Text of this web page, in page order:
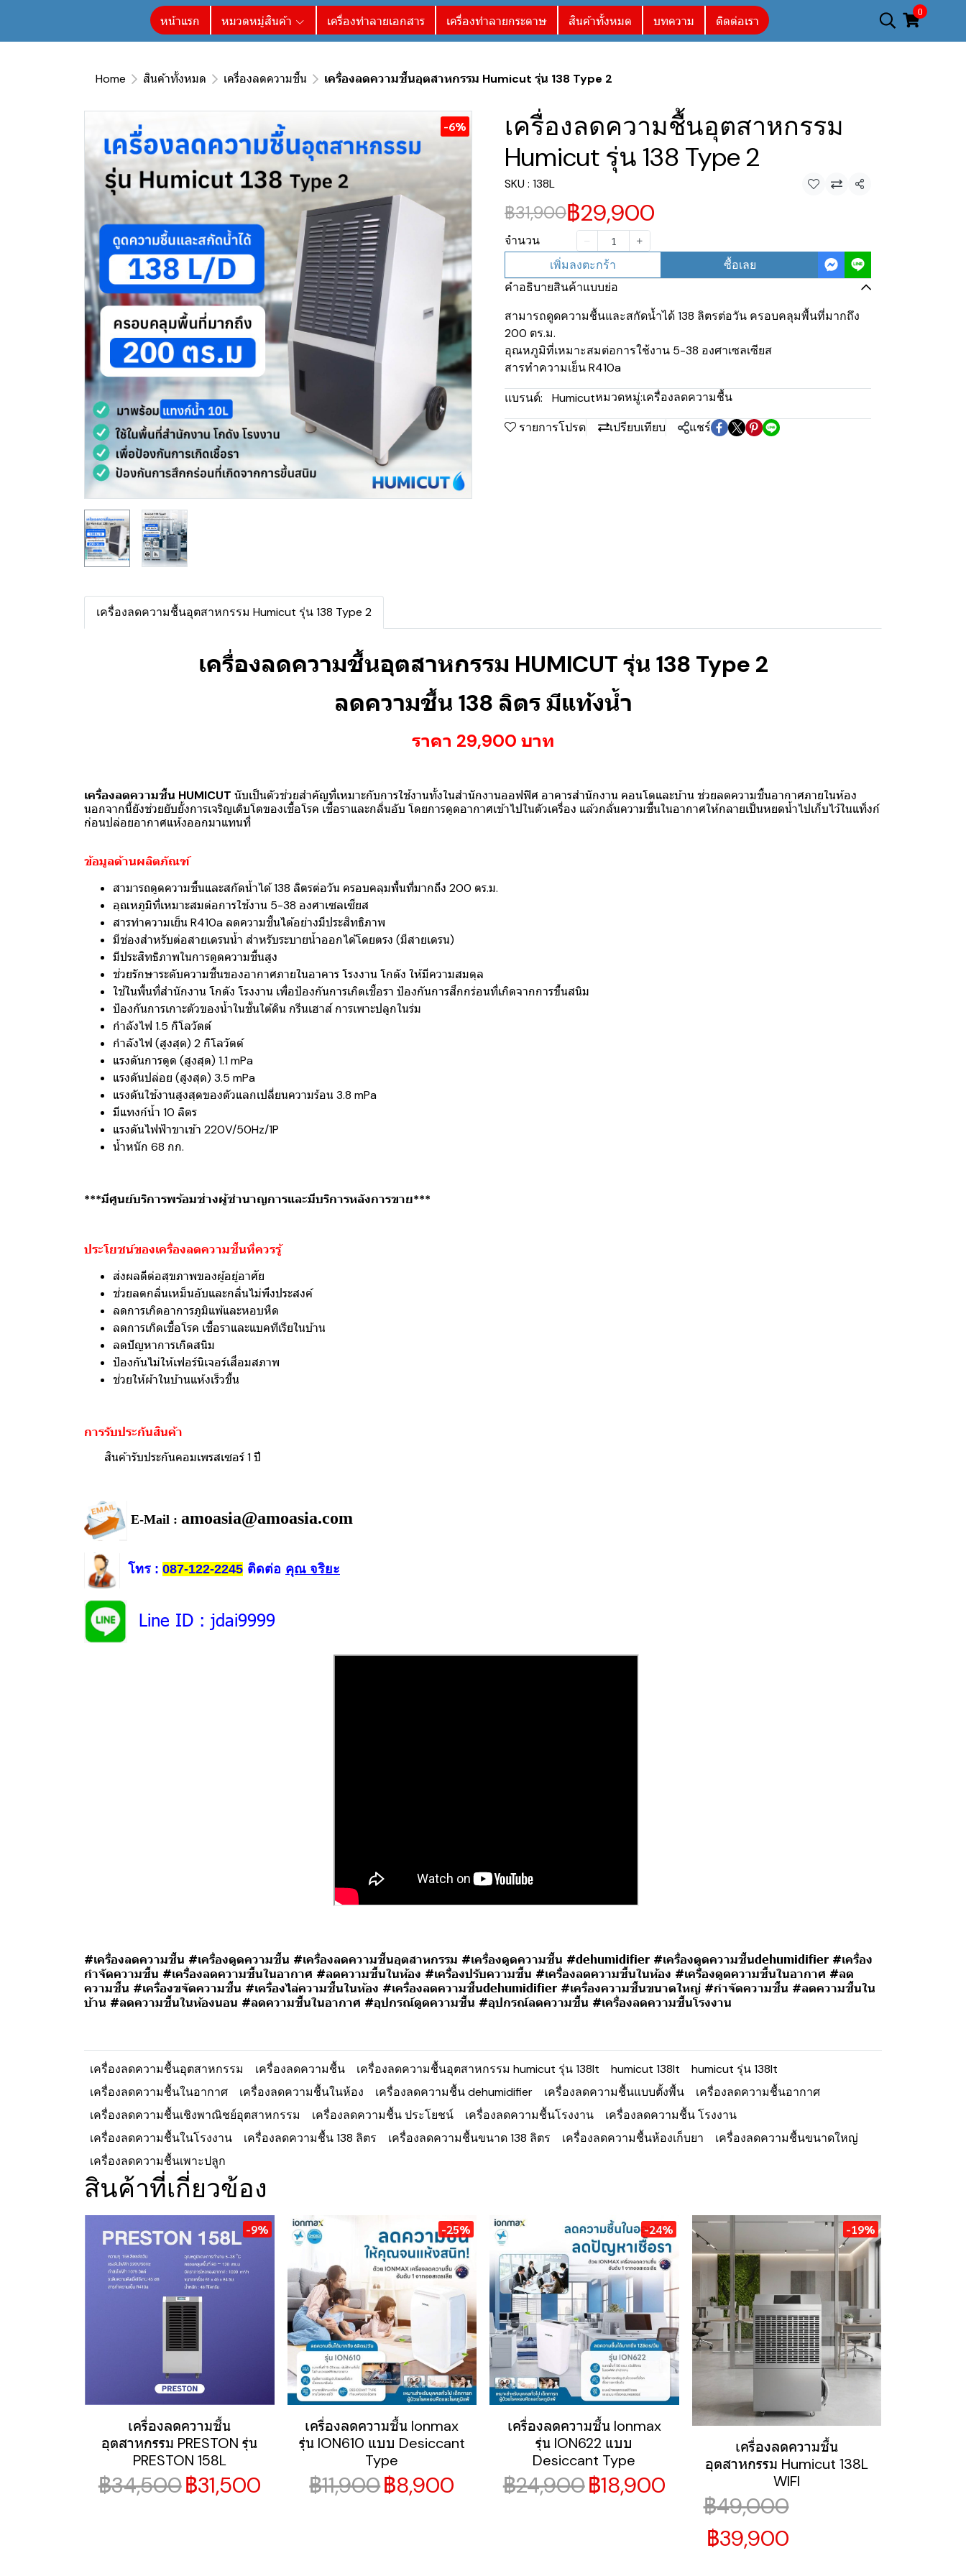
หน้าแรก หมวดหมู่สินค้า เครื่องทำลายเอกสาร เครื่องทำลายกระดาษ สินค้าทั้งหมด บทความ ติดต่อเรา 0
Home สินค้าทั้งหมด เครื่องลดความชื้น เครื่องลดความชื้นอุตสาหกรรม Humicut รุ่น 138 Type 2
-6%
เครื่องลดความชื้นอุตสาหกรรม
Humicut รุ่น 138 Type 2
SKU : 138L แชร์
฿31,900฿29,900
จำนวน
เพิ่มลงตะกร้า
ซื้อเลย
คำอธิบายสินค้าแบบย่อ
สามารถดูดความชื้นและสกัดน้ำได้ 138 ลิตรต่อวัน ครอบคลุมพื้นที่มากถึง
200 ตร.ม.
อุณหภูมิที่เหมาะสมต่อการใช้งาน 5-38 องศาเซลเซียส
สารทำความเย็น R410a
แบรนด์:
Humicutหมวดหมู่:เครื่องลดความชื้น
รายการโปรด
เปรียบเทียบ แชร์
เครื่องลดความชื้นอุตสาหกรรม Humicut รุ่น 138 Type 2
เครื่องลดความชื้นอุตสาหกรรม HUMICUT รุ่น 138 Type 2
ลดความชื้น 138 ลิตร มีแท้งน้ำ
ราคา 29,900 บาท
เครื่องลดความชื้น HUMICUT นับเป็นตัวช่วยสำคัญที่เหมาะกับการใช้งานทั้งในสำนักงานออฟฟิศ อาคารสำนักงาน คอนโดและบ้าน ช่วยลดความชื้นอากาศภายในห้อง
นอกจากนี้ยังช่วยยับยั้งการเจริญเติบโตของเชื้อโรค เชื้อราและกลิ่นอับ โดยการดูดอากาศเข้าไปในตัวเครื่อง แล้วกลั่นความชื้นในอากาศให้กลายเป็นหยดน้ำไปเก็บไว้ในแท็งก์
ก่อนปล่อยอากาศแห้งออกมาแทนที่
ข้อมูลด้านผลิตภัณฑ์
สามารถดูดความชื้นและสกัดน้ำได้ 138 ลิตรต่อวัน ครอบคลุมพื้นที่มากถึง 200 ตร.ม.
อุณหภูมิที่เหมาะสมต่อการใช้งาน 5-38 องศาเซลเซียส
สารทำความเย็น R410a ลดความชื้นได้อย่างมีประสิทธิภาพ
มีช่องสำหรับต่อสายเดรนน้ำ สำหรับระบายน้ำออกได้โดยตรง (มีสายเดรน)
มีประสิทธิภาพในการดูดความชื้นสูง
ช่วยรักษาระดับความชื้นของอากาศภายในอาคาร โรงงาน โกดัง ให้มีความสมดุล
ใช้ในพื้นที่สำนักงาน โกดัง โรงงาน เพื่อป้องกันการเกิดเชื้อรา ป้องกันการสึกกร่อนที่เกิดจากการขึ้นสนิม
ป้องกันการเกาะตัวของน้ำในชั้นใต้ดิน กรีนเฮาส์ การเพาะปลูกในร่ม
กำลังไฟ 1.5 กิโลวัตต์
กำลังไฟ (สูงสุด) 2 กิโลวัตต์
แรงดันการดูด (สูงสุด) 1.1 mPa
แรงดันปล่อย (สูงสุด) 3.5 mPa
แรงดันใช้งานสูงสุดของตัวแลกเปลี่ยนความร้อน 3.8 mPa
มีแทงก์น้ำ 10 ลิตร
แรงดันไฟฟ้าขาเข้า 220V/50Hz/1P
น้ำหนัก 68 กก.
***มีศูนย์บริการพร้อมช่างผู้ชำนาญการและมีบริการหลังการขาย***
ประโยชน์ของเครื่องลดความชื้นที่ควรรู้
ส่งผลดีต่อสุขภาพของผู้อยู่อาศัย
ช่วยลดกลิ่นเหม็นอับและกลิ่นไม่พึงประสงค์
ลดการเกิดอาการภูมิแพ้และหอบหืด
ลดการเกิดเชื้อโรค เชื้อราและแบคทีเรียในบ้าน
ลดปัญหาการเกิดสนิม
ป้องกันไม่ให้เฟอร์นิเจอร์เสื่อมสภาพ
ช่วยให้ผ้าในบ้านแห้งเร็วขึ้น
การรับประกันสินค้า
สินค้ารับประกันคอมเพรสเซอร์ 1 ปี
E-Mail : amoasia@amoasia.com
โทร : 087-122-2245 ติดต่อ คุณ จริยะ
Line ID : jdai9999
#เครื่องลดความชื้น #เครื่องดูดความชื้น #เครื่องลดความชื้นอุตสาหกรรม #เครื่องดูดความชื้น #dehumidifier #เครื่องดูดความชื้นdehumidifier #เครื่อง
กำจัดความชื้น #เครื่องลดความชื้นในอากาศ #ลดความชื้นในห้อง #เครื่องปรับความชื้น #เครื่องลดความชื้นในห้อง #เครื่องดูดความชื้นในอากาศ #ลด
ความชื้น #เครื่องขจัดความชื้น #เครื่องไล่ความชื้นในห้อง #เครื่องลดความชื้นdehumidifier #เครื่องความชื้นขนาดใหญ่ #กำจัดความชื้น #ลดความชื้นใน
บ้าน #ลดความชื้นในห้องนอน #ลดความชื้นในอากาศ #อุปกรณ์ดูดความชื้น #อุปกรณ์ลดความชื้น #เครื่องลดความชื้นโรงงาน
เครื่องลดความชื้นอุตสาหกรรม เครื่องลดความชื้น เครื่องลดความชื้นอุตสาหกรรม humicut รุ่น 138lt humicut 138lt
humicut รุ่น 138lt
เครื่องลดความชื้นในอากาศ
เครื่องลดความชื้นในห้อง เครื่องลดความชื้น dehumidifier เครื่องลดความชื้นแบบตั้งพื้น
เครื่องลดความชื้นอากาศ
เครื่องลดความชื้นเชิงพาณิชย์อุตสาหกรรม
เครื่องลดความชื้น ประโยชน์ เครื่องลดความชื้นโรงงาน
เครื่องลดความชื้น โรงงาน
เครื่องลดความชื้นในโรงงาน
เครื่องลดความชื้น 138 ลิตร เครื่องลดความชื้นขนาด 138 ลิตร เครื่องลดความชื้นห้องเก็บยา
เครื่องลดความชื้นขนาดใหญ่
เครื่องลดความชื้นเพาะปลูก
สินค้าที่เกี่ยวข้อง
-9%
เครื่องลดความชื้น
อุตสาหกรรม PRESTON รุ่น
PRESTON 158L
฿34,500฿31,500
-25%
เครื่องลดความชื้น Ionmax
รุ่น ION610 แบบ Desiccant
Type
฿11,900฿8,900
-24%
เครื่องลดความชื้น Ionmax
รุ่น ION622 แบบ
Desiccant Type
฿24,900฿18,900
-19%
เครื่องลดความชื้น
อุตสาหกรรม Humicut 138L
WIFI
฿49,000
฿39,900